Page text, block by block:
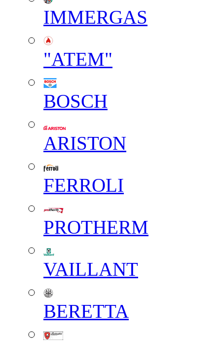
IMMERGAS
"АТЕМ"
BOSCH
ARISTON
FERROLI
PROTHERM
VAILLANT
BERETTA